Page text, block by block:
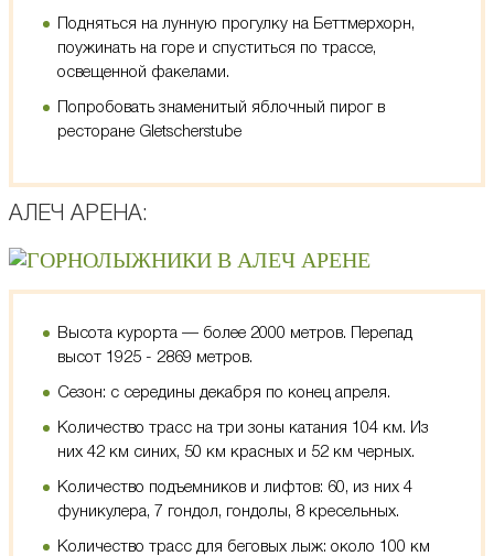
Подняться на лунную прогулку на Беттмерхорн,
поужинать на горе и спуститься по трассе,
освещенной факелами.
Попробовать знаменитый яблочный пирог в
ресторане Gletscherstube
АЛЕЧ АРЕНА:
Высота курорта — более 2000 метров. Перепад
высот 1925 - 2869 метров.
Сезон: с середины декабря по конец апреля.
Количество трасс на три зоны катания 104 км. Из
них 42 км синих, 50 км красных и 52 км черных.
Количество подъемников и лифтов: 60, из них 4
фуникулера, 7 гондол, гондолы, 8 кресельных.
Количество трасс для беговых лыж: около 100 км